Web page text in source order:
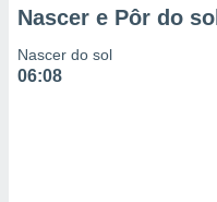
Nascer e Pôr do sol
Nascer do sol
06:08